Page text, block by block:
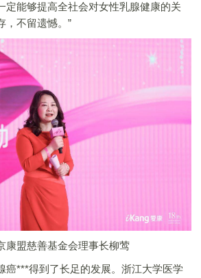
定能够提高全社会对女性乳腺健康的关
，不留遗憾。”
盟慈善基金会理事长柳莺
***得到了长足的发展。浙江大学医学